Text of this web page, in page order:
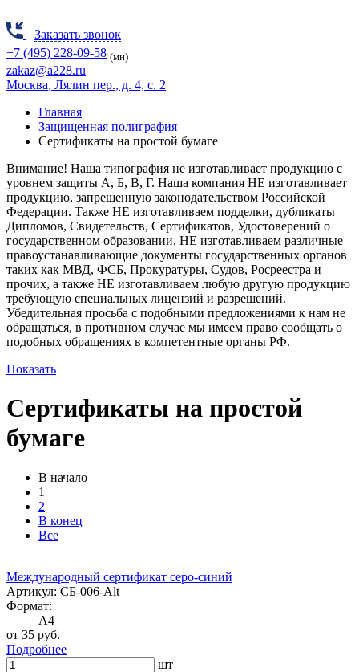
Заказать звонок
+7 (495) 228-09-58 (мн)
zakaz@a228.ru
Москва, Лялин пер., д. 4, с. 2
Главная
Защищенная полиграфия
Cертификаты на простой бумаге
Внимание! Наша типография не изготавливает продукцию с
уровнем защиты А, Б, В, Г. Наша компания НЕ изготавливает
продукцию, запрещенную законодательством Российской
Федерации. Также НЕ изготавливаем подделки, дубликаты
Дипломов, Свидетельств, Сертификатов, Удостоверений о
государственном образовании, НЕ изготавливаем различные
правоустанавливающие документы государственных органов
таких как МВД, ФСБ, Прокуратуры, Судов, Росреестра и
прочих, а также НЕ изготавливаем любую другую продукцию
требующую специальных лицензий и разрешений.
Убедительная просьба с подобными предложениями к нам не
обращаться, в противном случае мы имеем право сообщать о
подобных обращениях в компетентные органы РФ.
Показать
Cертификаты на простой
бумаге
В начало
1
2
В конец
Все
Международный сертификат серо-синий
Артикул: СБ-006-Alt
Формат:
A4
от 35 руб.
Подробнее
шт